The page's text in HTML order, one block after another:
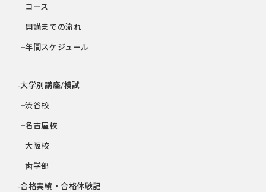
└コース
└開講までの流れ
└年間スケジュール
-大学別講座/模試
└渋谷校
└名古屋校
└大阪校
└歯学部
-合格実績・合格体験記